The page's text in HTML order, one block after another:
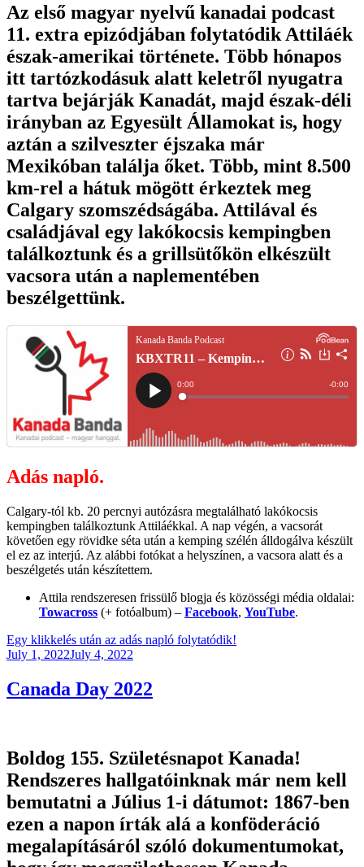
Az első magyar nyelvű kanadai podcast
11. extra epizódjában folytatódik Attiláék
észak-amerikai története. Több hónapos
itt tartózkodásuk alatt keletről nyugatra
tartva bejárják Kanadát, majd észak-déli
irányban az Egyesült Államokat is, hogy
aztán a szilveszter éjszaka már
Mexikóban találja őket. Több, mint 8.500
km-rel a hátuk mögött érkeztek meg
Calgary szomszédságába. Attilával és
családjával egy lakókocsis kempingben
találkoztunk és a grillsütőkön elkészült
vacsora után a naplementében
beszélgettünk.
Adás napló.
Calgary-tól kb. 20 percnyi autózásra megtalálható lakókocsis
kempingben találkoztunk Attiláékkal. A nap végén, a vacsorát
követően egy rövidke séta után a kemping szélén álldogálva készült
el ez az interjú. Az alábbi fotókat a helyszínen, a vacsora alatt és a
beszélgetés után készítettem.
Attila rendszeresen frissülő blogja és közösségi média oldalai:
Towacross (+ fotóalbum) – Facebook, YouTube.
Egy klikkelés után az adás napló folytatódik!
Posted
July 1, 2022July 4, 2022
Canada Day 2022
Boldog 155. Születésnapot Kanada!
Rendszeres hallgatóinknak már nem kell
bemutatni a Július 1-i dátumot: 1867-ben
ezen a napon írták alá a konföderáció
megalapításáról szóló dokumentumokat,